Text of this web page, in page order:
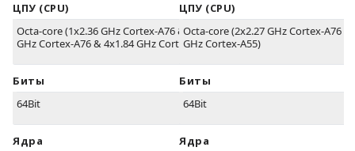
ЦПУ (CPU)
Octa-core (1x2.36 GHz Cortex-A76 & 3x2.22
GHz Cortex-A76 & 4x1.84 GHz Cortex-A55)
Биты
64Bit
Ядра
ЦПУ (CPU)
Octa-core (2x2.27 GHz Cortex-A76 &
GHz Cortex-A55)
Биты
64Bit
Ядра